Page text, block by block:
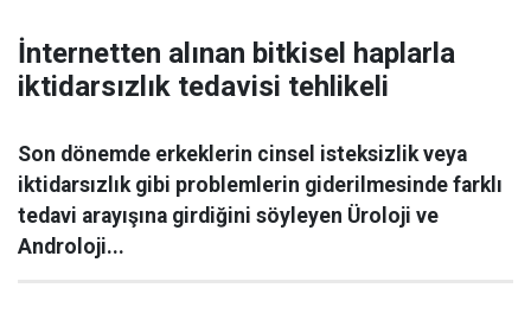
İnternetten alınan bitkisel haplarla
iktidarsızlık tedavisi tehlikeli
Son dönemde erkeklerin cinsel isteksizlik veya
iktidarsızlık gibi problemlerin giderilmesinde farklı
tedavi arayışına girdiğini söyleyen Üroloji ve
Androloji...